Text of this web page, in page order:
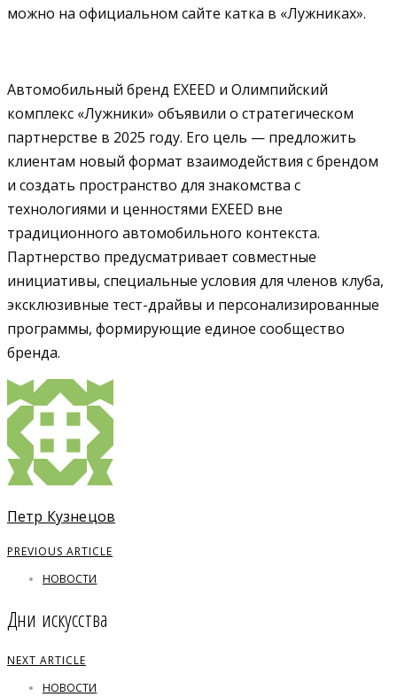
можно на официальном сайте катка в «Лужниках».
Автомобильный бренд EXEED и Олимпийский
комплекс «Лужники» объявили о стратегическом
партнерстве в 2025 году. Его цель — предложить
клиентам новый формат взаимодействия с брендом
и создать пространство для знакомства с
технологиями и ценностями EXEED вне
традиционного автомобильного контекста.
Партнерство предусматривает совместные
инициативы, специальные условия для членов клуба,
эксклюзивные тест-драйвы и персонализированные
программы, формирующие единое сообщество
бренда.
Петр Кузнецов
PREVIOUS ARTICLE
НОВОСТИ
Дни искусства
NEXT ARTICLE
НОВОСТИ